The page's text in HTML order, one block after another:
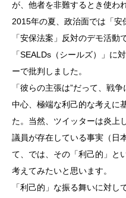
が、他者を非難するとき使わ
2015年の夏、政治面では「安
「安保法案」反対のデモ活
「SEALDs（シールズ）」に
ーで批判しました。
「彼らの主張は”だって、戦
中心、極端な利己的な考えに
た。当然、ツイッターは炎上
議員が存在している事実（日
て、では、その「利己的」と
考えてみたいと思います。
「利己的」な振る舞いに対